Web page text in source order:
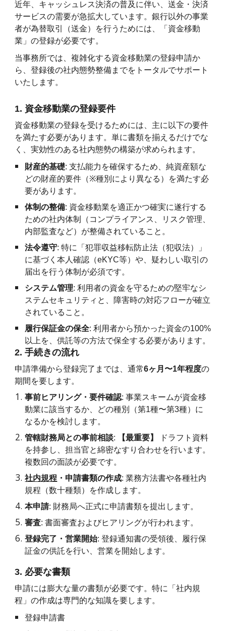
近年、キャッシュレス決済の普及に伴い、送金・決済
サービスの需要が急拡大しています。銀行以外の事業
者が為替取引（送金）を行うためには、「資金移動
業」の登録が必要です。
当事務所では、複雑化する資金移動業の登録申請か
ら、登録後の社内態勢整備までをトータルでサポート
いたします。
1. 資金移動業の登録要件
資金移動業の登録を受けるためには、主に以下の要件
を満たす必要があります。単に書類を揃えるだけでな
く、実効性のある社内態勢の構築が求められます。
財産的基礎: 支払能力を確保するため、純資産額な
どの財産的要件（※種別により異なる）を満たす必
要があります。
体制の整備: 資金移動業を適正かつ確実に遂行する
ための社内体制（コンプライアンス、リスク管理、
内部監査など）が整備されていること。
法令遵守: 特に「犯罪収益移転防止法（犯収法）」
に基づく本人確認（eKYC等）や、疑わしい取引の
届出を行う体制が必須です。
システム管理: 利用者の資金を守るための堅牢なシ
ステムセキュリティと、障害時の対応フローが確立
されていること。
履行保証金の保全: 利用者から預かった資金の100%
以上を、供託等の方法で保全する必要があります。
2. 手続きの流れ
申請準備から登録完了までは、通常6ヶ月〜1年程度の
期間を要します。
事前ヒアリング・要件確認: 事業スキームが資金移
動業に該当するか、どの種別（第1種〜第3種）に
なるかを検討します。
管轄財務局との事前相談: 【最重要】
ドラフト資料
を持参し、担当官と綿密なすり合わせを行います。
複数回の面談が必要です。
社内規程 ・申請書類の作成: 業務方法書や各種社内
規程（数十種類）を作成します。
本申請: 財務局へ正式に申請書類を提出します。
審査: 書面審査およびヒアリングが行われます。
登録完了・営業開始: 登録通知書の受領後、履行保
証金の供託を行い、営業を開始します。
3. 必要な書類
申請には膨大な量の書類が必要です。特に「社内規
程」の作成は専門的な知識を要します。
登録申請書